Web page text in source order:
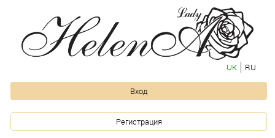
UK RU
Вход
Регистрация